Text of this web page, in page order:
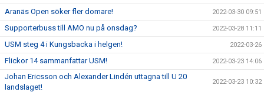
Aranäs Open söker fler domare! 2022-03-30 09:51
Supporterbuss till AMO nu på onsdag? 2022-03-28 11:11
USM steg 4 i Kungsbacka i helgen! 2022-03-26
Flickor 14 sammanfattar USM! 2022-03-23 14:06
Johan Ericsson och Alexander Lindén uttagna till U 20
landslaget!
2022-03-23 10:32